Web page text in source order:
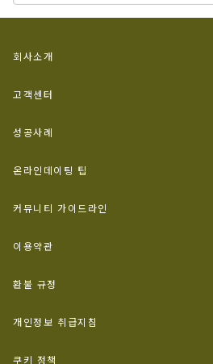
회사소개
고객센터
성공사례
온라인데이팅 팁
커뮤니티 가이드라인
이용약관
환불 규정
개인정보 취급지침
쿠키 정책